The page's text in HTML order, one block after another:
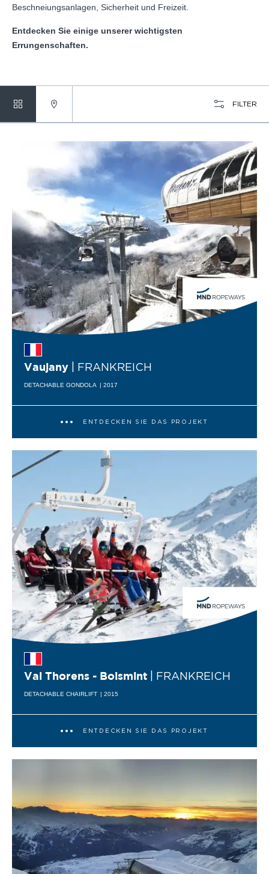
Beschneiungsanlagen, Sicherheit und Freizeit.
Entdecken Sie einige unserer wichtigsten
Errungenschaften.
FILTER
Vaujany | FRANKREICH
DETACHABLE GONDOLA | 2017
ENTDECKEN SIE DAS PROJEKT
Val Thorens - Boismint | FRANKREICH
DETACHABLE CHAIRLIFT | 2015
ENTDECKEN SIE DAS PROJEKT